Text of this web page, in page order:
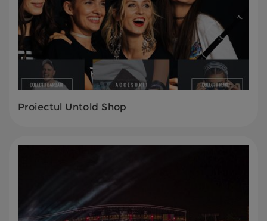
Proiectul Untold Shop